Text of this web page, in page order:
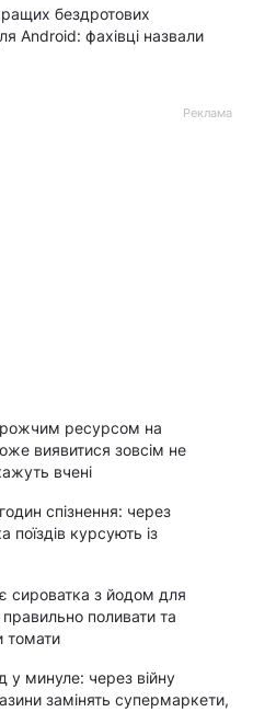
бездротових
Android: фахівці назвали
Реклама
ресурсом на
виявитися зовсім не
вчені
спізнення: через
поїздів курсують із
сироватка з йодом для
правильно поливати та
томати
у минуле: через війну
замінять супермаркети,